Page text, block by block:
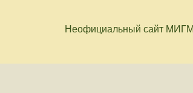
Неофициальный сайт